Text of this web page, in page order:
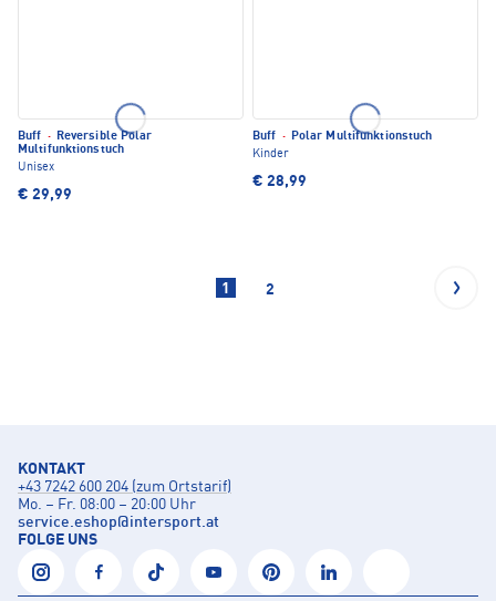
Buff · Reversible Polar
Multifunktionstuch
Unisex
€ 29,99
Buff · Polar Multifunktionstuch
Kinder
€ 28,99
1 2
KONTAKT
+43 7242 600 204 (zum Ortstarif)
Mo. – Fr. 08:00 – 20:00 Uhr
service.eshop@intersport.at
FOLGE UNS